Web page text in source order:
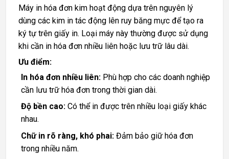
Máy in hóa đơn kim hoạt động dựa trên nguyên lý
dùng các kim in tác động lên ruy băng mực để tạo ra
ký tự trên giấy in. Loại máy này thường được sử dụng
khi cần in hóa đơn nhiều liên hoặc lưu trữ lâu dài.
Ưu điểm:
In hóa đơn nhiều liên:Phù hợp cho các doanh nghiệp
cần lưu trữ hóa đơn trong thời gian dài.
Độ bền cao:Có thể in được trên nhiều loại giấy khác
nhau.
Chữ in rõ ràng, khó phai:Đảm bảo giữ hóa đơn
trong nhiều năm.